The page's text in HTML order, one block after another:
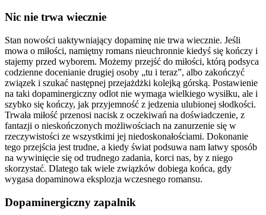
Nic nie trwa wiecznie
Stan nowości uaktywniający dopaminę nie trwa wiecznie. Jeśli
mowa o miłości, namiętny romans nieuchronnie kiedyś się kończy i
stajemy przed wyborem. Możemy przejść do miłości, którą podsyca
codzienne docenianie drugiej osoby „tu i teraz”, albo zakończyć
związek i szukać następnej przejażdżki kolejką górską. Postawienie
na taki dopaminergiczny odlot nie wymaga wielkiego wysiłku, ale i
szybko się kończy, jak przyjemność z jedzenia ulubionej słodkości.
Trwała miłość przenosi nacisk z oczekiwań na doświadczenie, z
fantazji o nieskończonych możliwościach na zanurzenie się w
rzeczywistości ze wszystkimi jej niedoskonałościami. Dokonanie
tego przejścia jest trudne, a kiedy świat podsuwa nam łatwy sposób
na wywinięcie się od trudnego zadania, korci nas, by z niego
skorzystać. Dlatego tak wiele związków dobiega końca, gdy
wygasa dopaminowa eksplozja wczesnego romansu.
Dopaminergiczny zapalnik